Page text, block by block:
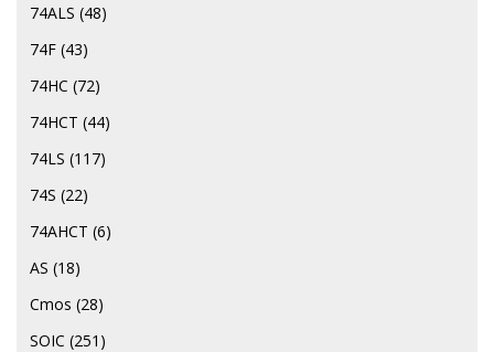
74ALS (48)
74F (43)
74HC (72)
74HCT (44)
74LS (117)
74S (22)
74АНСТ (6)
AS (18)
Cmos (28)
SOIC (251)